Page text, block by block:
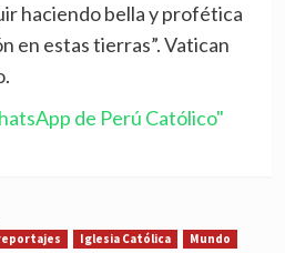
haciendo bella y profética
en estas tierras”. Vatican
de Perú Católico"
Iglesia Católica Mundo